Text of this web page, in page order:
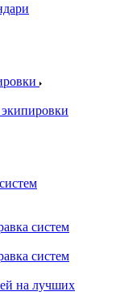
систем
систем
на лучших